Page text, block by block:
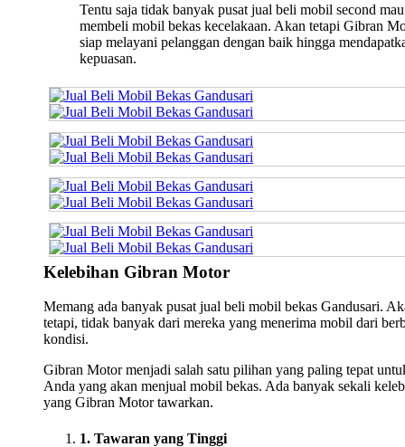
Tentu saja tidak banyak pusat jual beli mobil second mau
membeli mobil bekas kecelakaan. Akan tetapi Gibran
siap melayani pelanggan dengan baik hingga
kepuasan.
Kelebihan Gibran Motor
Memang ada banyak pusat jual beli mobil bekas Gandusari.
tetapi, tidak banyak dari mereka yang menerima mobil dari
kondisi.
Gibran Motor menjadi salah satu pilihan yang paling tepat
Anda yang akan menjual mobil bekas. Ada banyak sekali
yang Gibran Motor tawarkan.
1. Tawaran yang Tinggi